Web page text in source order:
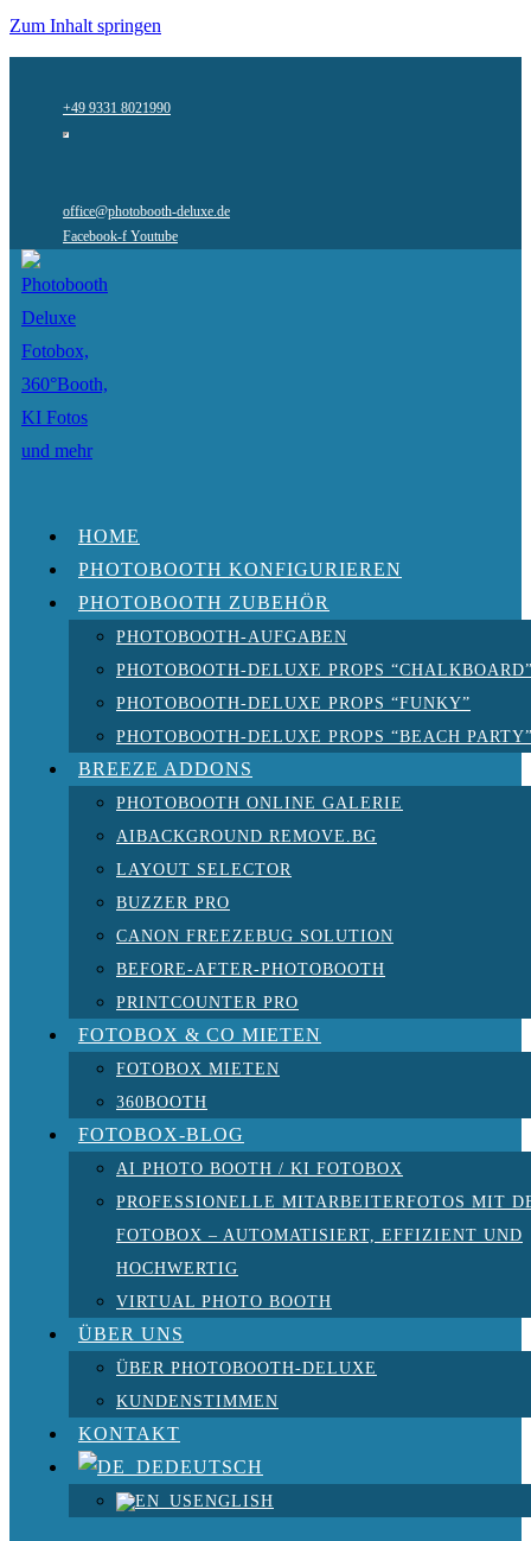
Zum Inhalt springen
+49 9331 8021990
office@photobooth-deluxe.de
Facebook-f Youtube
HOME
PHOTOBOOTH KONFIGURIEREN
PHOTOBOOTH ZUBEHÖR
PHOTOBOOTH-AUFGABEN
PHOTOBOOTH-DELUXE PROPS
PHOTOBOOTH-DELUXE PROPS “FUNKY”
PHOTOBOOTH-DELUXE PROPS “BEACH
BREEZE ADDONS
PHOTOBOOTH ONLINE GALERIE
AIBACKGROUND REMOVE.BG
LAYOUT SELECTOR
BUZZER PRO
CANON FREEZEBUG SOLUTION
BEFORE-AFTER-PHOTOBOOTH
PRINTCOUNTER PRO
FOTOBOX & CO MIETEN
FOTOBOX MIETEN
360BOOTH
FOTOBOX-BLOG
AI PHOTO BOOTH / KI FOTOBOX
PROFESSIONELLE MITARBEITERFOTOS MIT
FOTOBOX – AUTOMATISIERT, EFFIZIENT UND
HOCHWERTIG
VIRTUAL PHOTO BOOTH
ÜBER UNS
ÜBER PHOTOBOOTH-DELUXE
KUNDENSTIMMEN
KONTAKT
DEUTSCH
ENGLISH